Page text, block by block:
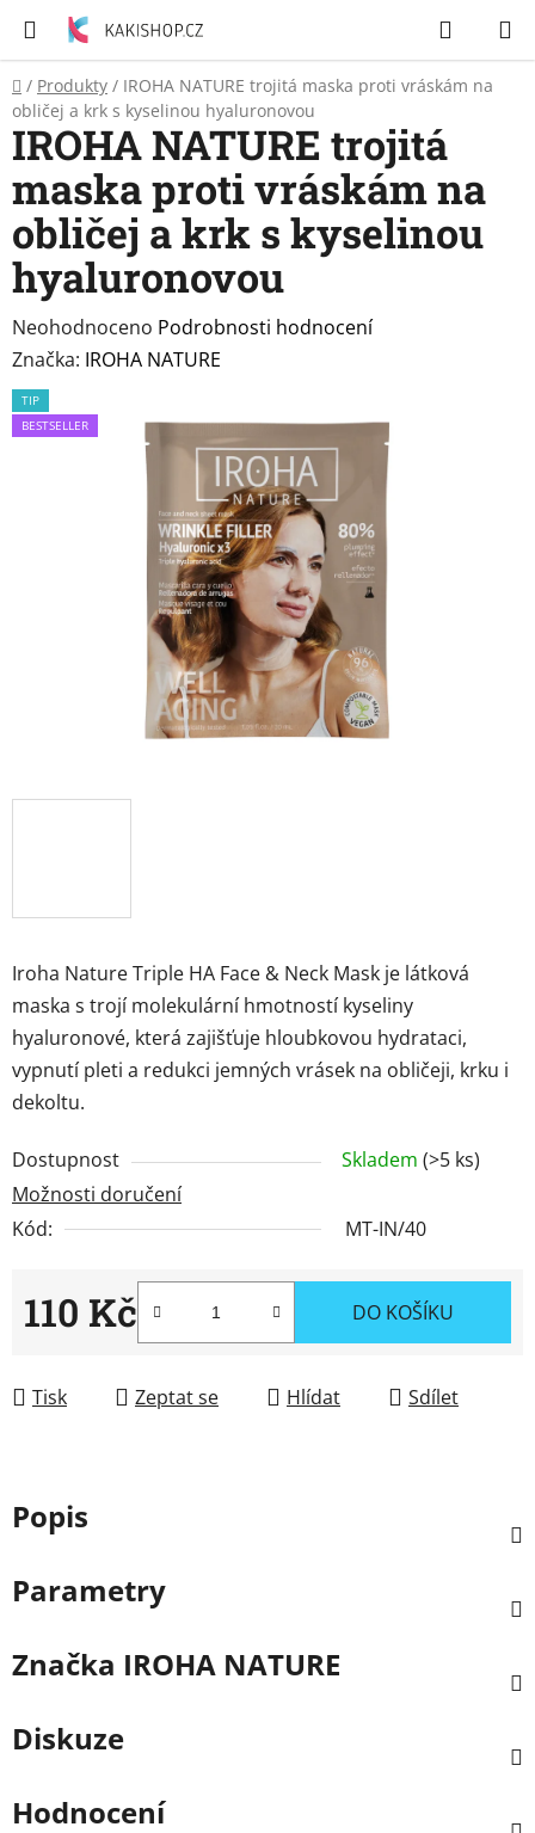
obsah
Hledat
Zubní
pasty
Péče
o
tělo
Svíčky
Craze
&
Dětský
svět
Domů
/ Produkty / IROHA NATURE trojitá maska proti vráskám na
obličej a krk s kyselinou hyaluronovou
Iroha Nature Triple HA Face & Neck Mask je látková
maska s trojí molekulární hmotností kyseliny
hyaluronové, která zajišťuje hloubkovou hydrataci,
vypnutí pleti a redukci jemných vrásek na obličeji, krku i
dekoltu.
Dostupnost Skladem (>5 ks)
Možnosti doručení
Kód:
MT-IN/40
110 Kč DO KOŠÍKU
Tisk Zeptat se Hlídat Sdílet
IROHA NATURE trojitá
maska proti vráskám na
obličej a krk s kyselinou
hyaluronovou
Průměrné
hodnocení
produktu
je
Neohodnoceno Podrobnosti hodnocení
Značka: IROHA NATURE
TIP
BESTSELLER
Popis
Parametry
Značka IROHA NATURE
Diskuze
Hodnocení